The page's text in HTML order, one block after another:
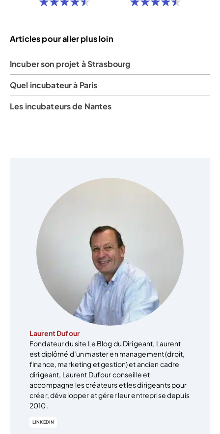
Articles pour aller plus loin
Incuber son projet à Strasbourg
Quel incubateur à Paris
Les incubateurs de Nantes
Laurent Dufour
Fondateur du site Le Blog du Dirigeant, Laurent
est diplômé d’un master en management (droit,
finance, marketing et gestion) et ancien cadre
dirigeant, Laurent Dufour conseille et
accompagne les créateurs et les dirigeants pour
créer, développer et gérer leur entreprise depuis
2010.
LINKEDIN